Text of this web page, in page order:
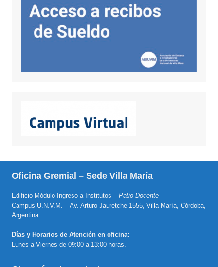
Oficina Gremial – Sede Villa María
Edificio Módulo Ingreso a Institutos – Patio Docente
Campus U.N.V.M. – Av. Arturo Jauretche 1555, Villa María, Córdoba,
Argentina
Días y Horarios de Atención en oficina:
Lunes a Viernes de 09:00 a 13:00 horas.